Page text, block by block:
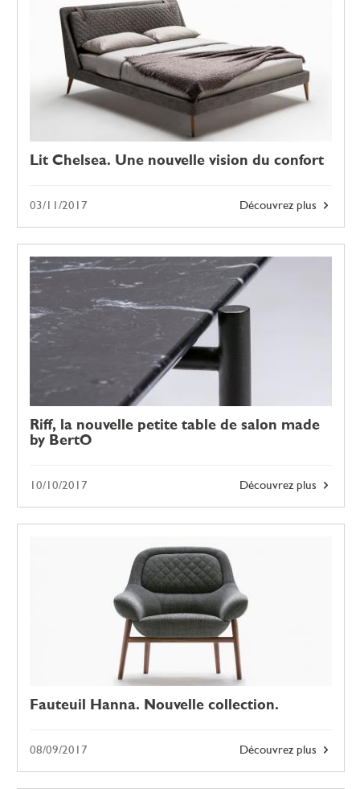
Lit Chelsea. Une nouvelle vision du confort
Découvrez plus
03/11/2017
Riff, la nouvelle petite table de salon made
by BertO
Découvrez plus
10/10/2017
Fauteuil Hanna. Nouvelle collection.
Découvrez plus
08/09/2017